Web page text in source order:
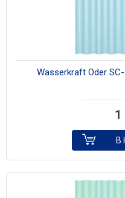
Wasserkraft Oder
1
В